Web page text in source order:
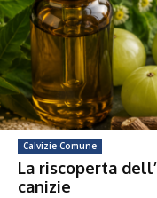
Calvizie Comune
La riscoperta
canizie